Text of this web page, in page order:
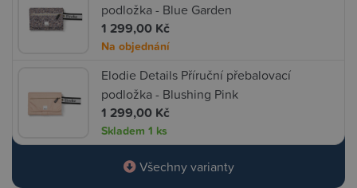
podložka - Blue Garden
1 299,00 Kč
Na objednání
Elodie Details Příruční přebalovací
podložka - Blushing Pink
1 299,00 Kč
Skladem 1 ks
Všechny varianty